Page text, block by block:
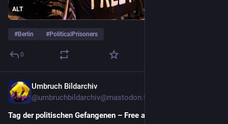
ALT
#Berlin #PoliticalPrisoners
0
Umbruch Bildarchiv
@umbruchbildarchiv@mastodon.trueten.de
Tag der politischen Gefangenen – Free all Antifas!